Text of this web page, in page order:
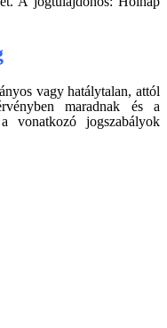
vagy hatálytalan, attól
maradnak és a
vonatkozó jogszabályok